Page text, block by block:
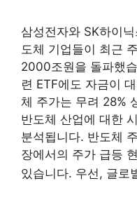
삼성전자와 SK하이
도체 기업들이 최근
2000조원을 돌파했
련 ETF에도 자금이
체 주가는 무려 28%
반도체 산업에 대한
분석됩니다. 반도체
장에서의 주가 급등
있습니다. 우선, 글로